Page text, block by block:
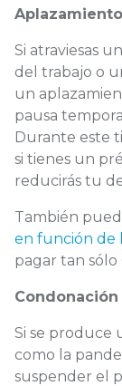
Si atraviesas
del trabajo o
un
pausa
Durante este
si tienes un
reducirás tu
También
en función de
pagar tan sólo
Si se produce
como la
suspender el